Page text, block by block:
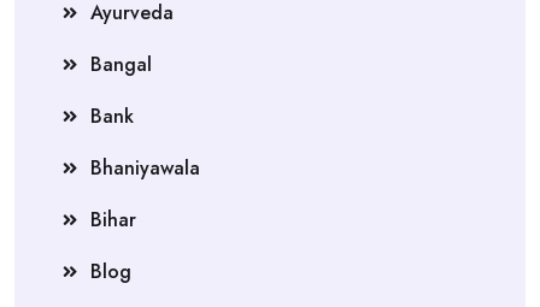
Ayurveda
Bangal
Bank
Bhaniyawala
Bihar
Blog